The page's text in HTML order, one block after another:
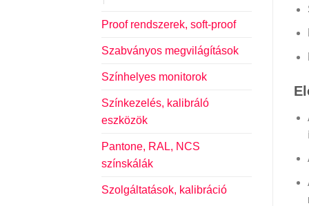
Proof rendszerek, soft-proof
Szabványos megvilágítások
Színhelyes monitorok
Színkezelés, kalibráló
eszközök
Pantone, RAL, NCS
színskálák
Szolgáltatások, kalibráció